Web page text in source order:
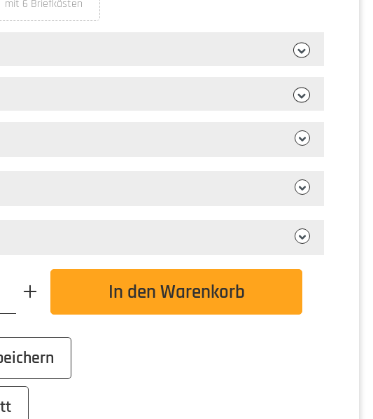
mit 6 Briefkästen
(Diese Option ist zurzeit nicht verfügbar.)
den gewünschten Wert ein oder benutze die
In den Warenkorb